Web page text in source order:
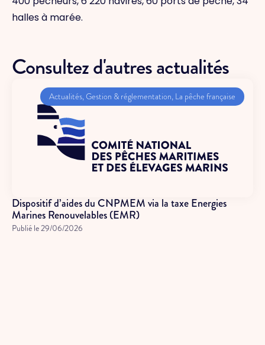
halles à marée.
Consultez d'autres actualités
Actualités, Gestion & réglementation, La pêche française
Dispositif d’aides du CNPMEM via la taxe Energies
Marines Renouvelables (EMR)
Publié le29/06/2026